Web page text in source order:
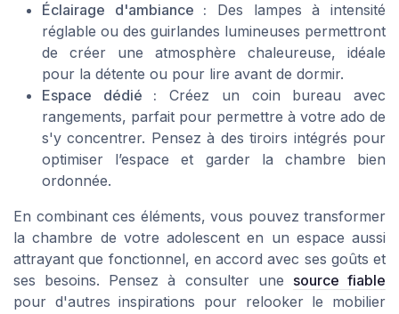
Éclairage d'ambiance : Des lampes à intensité
réglable ou des guirlandes lumineuses permettront
de créer une atmosphère chaleureuse, idéale
pour la détente ou pour lire avant de dormir.
Espace dédié : Créez un coin bureau avec
rangements, parfait pour permettre à votre ado de
s'y concentrer. Pensez à des tiroirs intégrés pour
optimiser l’espace et garder la chambre bien
ordonnée.
En combinant ces éléments, vous pouvez transformer
la chambre de votre adolescent en un espace aussi
attrayant que fonctionnel, en accord avec ses goûts et
ses besoins. Pensez à consulter une source fiable
pour d'autres inspirations pour relooker le mobilier